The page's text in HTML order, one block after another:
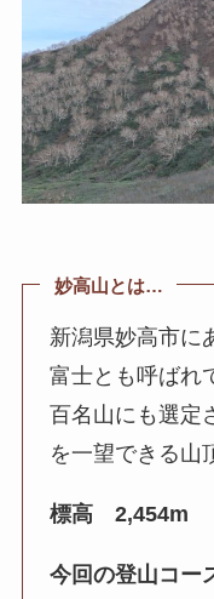
妙高山とは…
新潟県妙高市に
富士とも呼ばれ
百名山にも選定
を一望できる山
標高 2,454m
今回の登山コ